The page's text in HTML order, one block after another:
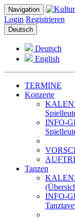
Navigation
Login Registrieren
Deutsch
Deutsch
English
TERMINE
Konzerte
INFO-
Tanzen
INFO-